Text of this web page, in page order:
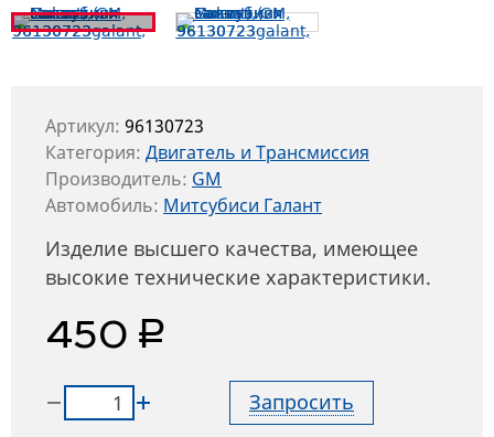
Артикул: 96130723
Категория: Двигатель и Трансмиссия
Производитель: GM
Автомобиль: Митсубиси Галант
Изделие высшего качества, имеющее
высокие технические характеристики.
450 руб.
Запросить